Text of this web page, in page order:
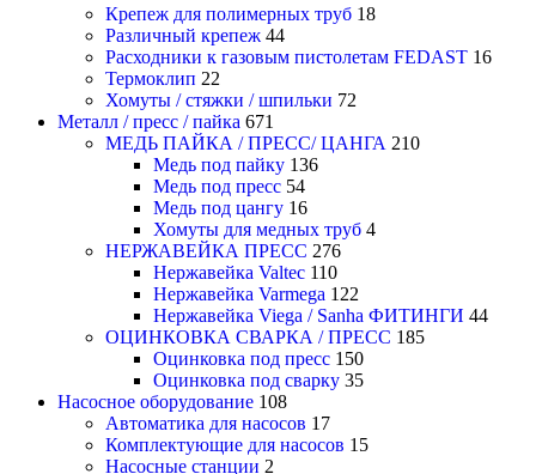
Крепеж для полимерных труб 18
Различный крепеж 44
Расходники к газовым пистолетам FEDAST 16
Термоклип 22
Хомуты / стяжки / шпильки 72
Металл / пресс / пайка 671
МЕДЬ ПАЙКА / ПРЕСС/ ЦАНГА 210
Медь под пайку 136
Медь под пресс 54
Медь под цангу 16
Хомуты для медных труб 4
НЕРЖАВЕЙКА ПРЕСС 276
Нержавейка Valtec 110
Нержавейка Varmega 122
Нержавейка Viega / Sanha ФИТИНГИ 44
ОЦИНКОВКА СВАРКА / ПРЕСС 185
Оцинковка под пресс 150
Оцинковка под сварку 35
Насосное оборудование 108
Автоматика для насосов 17
Комплектующие для насосов 15
Насосные станции 2